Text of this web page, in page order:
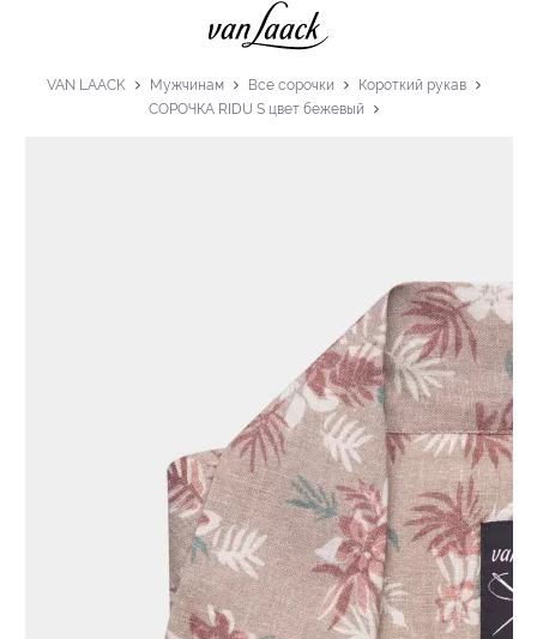
VAN LAACK Мужчинам Все сорочки
Короткий рукав
СОРОЧКА RIDU S цвет бежевый